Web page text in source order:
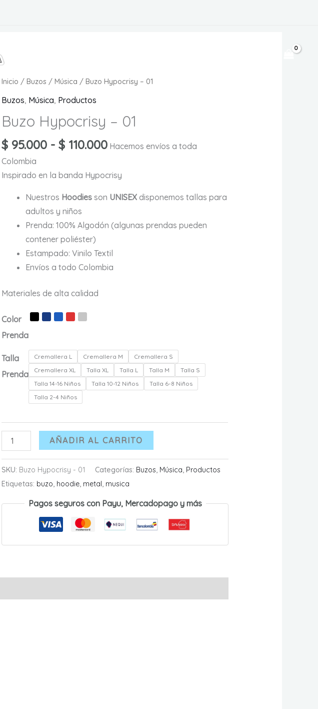
Inicio /Buzos /Música / Buzo Hypocrisy – 01
Buzos, Música, Productos
Buzo Hypocrisy – 01
$ 95.000 - $ 110.000Rango
precios:
$ 95.000
$ 110.000
Hacemos envíos a toda
Colombia
Inspirado en la banda Hypocrisy
Nuestros Hoodies son UNISEX disponemos tallas para
adultos y niños
Prenda: 100% Algodón (algunas prendas pueden
contener poliéster)
Estampado: Vinilo Textil
Envíos a todo Colombia
Materiales de alta calidad
Color
Prenda
Talla
Prenda
Cremallera L Cremallera M
Cremallera S
Cremallera XL
Talla XL Talla L Talla M
Talla S
Talla 14-16 Niños
Talla 10-12 Niños
Talla 6-8 Niños
Talla 2-4 Niños
Buzo
Hypocrisy
-
01
AÑADIR AL CARRITO
SKU: Buzo Hypocrisy - 01 Categorías: Buzos, Música, Productos
Etiquetas: buzo, hoodie, metal, musica
Pagos seguros con Payu, Mercadopago y más